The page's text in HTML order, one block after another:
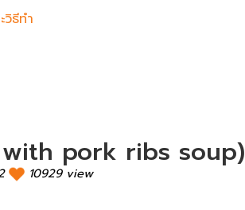
วิธีทำ
pork ribs soup)
10929 view